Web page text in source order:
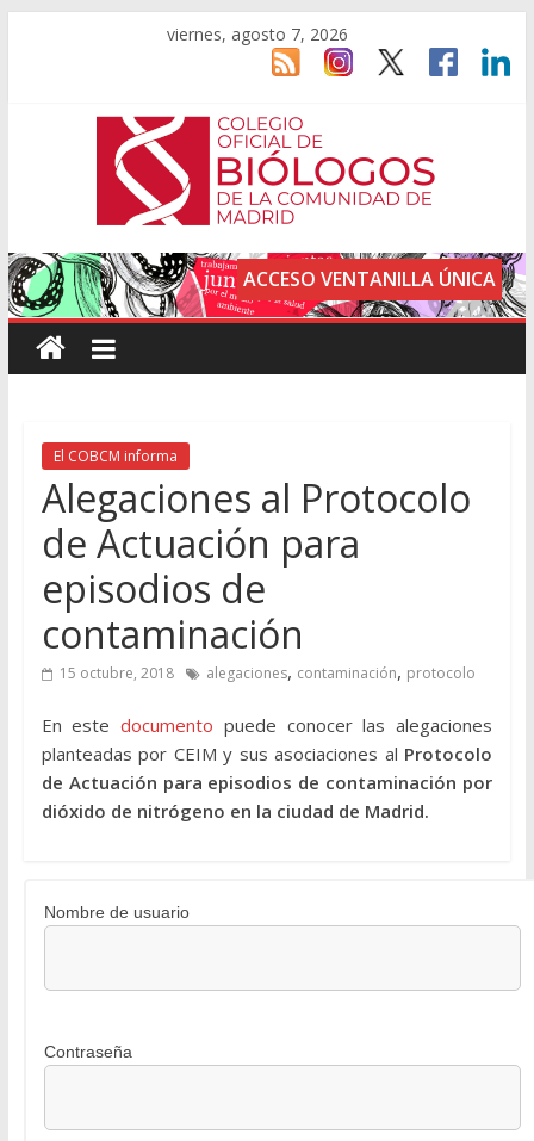
viernes, agosto 7, 2026
ACCESO VENTANILLA ÚNICA
El COBCM informa
Alegaciones al Protocolo
de Actuación para
episodios de
contaminación
15 octubre, 2018 alegaciones, contaminación, protocolo
En estedocumento puede conocer las alegaciones
planteadas por CEIM y sus asociaciones al Protocolo
de Actuación para episodios de contaminación por
dióxido de nitrógeno en la ciudad de Madrid.
Nombre de usuario
Contraseña